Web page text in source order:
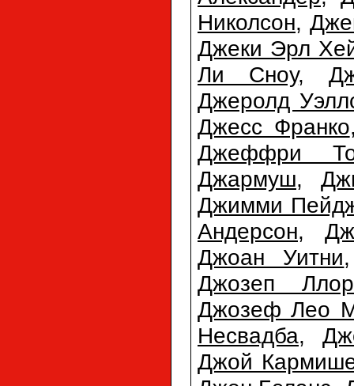
Николсон,
Джеки Эрл
Ли Сноу,
Джеролд
Джесс Франко
Джеффри
Джармуш,
Джимми
Андерсон,
Джоан Уитни
Джозеп
Джозеф Лео
Несвадба,
Джой